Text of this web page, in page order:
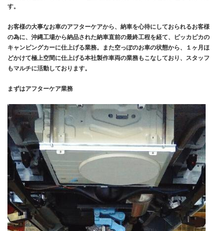
す。
お客様の大事なお車のアフターケアから、納車を心待にしておられるお客様
の為に、沖縄工場から納品された納車直前の最終工程を経て、ピッカピカの
キャンピングカーに仕上げる業務。また空っぽのお車の状態から、１ヶ月ほ
どかけて極上空間に仕上げる本社製作車両の業務もこなしており、スタッフ
もマルチに活動しております。
まずはアフターケア業務